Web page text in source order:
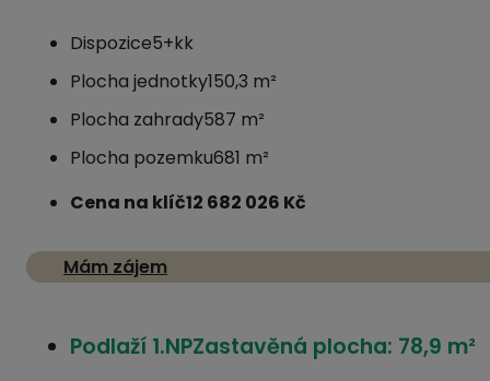
Dispozice5+kk
Plocha jednotky150,3 m²
Plocha zahrady587 m²
Plocha pozemku681 m²
Cena na klíč12 682 026 Kč
Mám zájem
Podlaží 1.NPZastavěná plocha: 78,9 m²